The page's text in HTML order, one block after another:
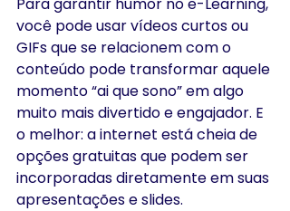
você pode usar vídeos curtos ou
GIFs que se relacionem com o
conteúdo pode transformar aquele
momento “ai que sono” em algo
muito mais divertido e engajador. E
o melhor: a internet está cheia de
opções gratuitas que podem ser
incorporadas diretamente em suas
apresentações e slides.